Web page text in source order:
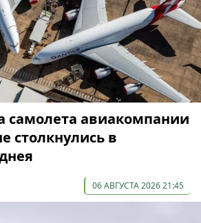
самолета авиакомпании
столкнулись в
06 АВГУСТА 2026 21:45